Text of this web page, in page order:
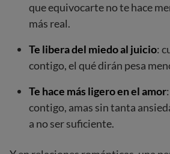
que equivocarte no te hace
más real.
Te libera del miedo al juicio:
contigo, el qué dirán pesa
Te hace más ligero en el amor
contigo, amas sin tanta
a no ser suficiente.